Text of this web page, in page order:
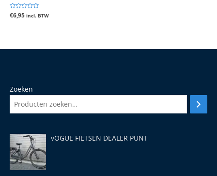
Gewaardeerd
0
€6,95 incl. BTW
Zoeken
vOGUE FIETSEN DEALER PUNT